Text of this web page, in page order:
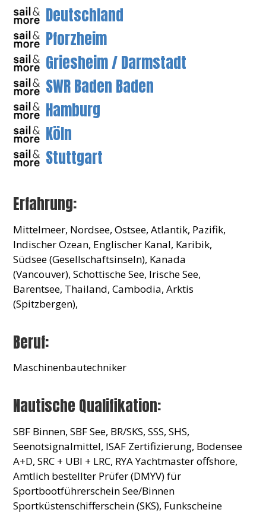
Deutschland
Pforzheim
Griesheim / Darmstadt
SWR Baden Baden
Hamburg
Köln
Stuttgart
Erfahrung:
Mittelmeer, Nordsee, Ostsee, Atlantik, Pazifik,
Indischer Ozean, Englischer Kanal, Karibik,
Südsee (Gesellschaftsinseln), Kanada
(Vancouver), Schottische See, Irische See,
Barentsee, Thailand, Cambodia, Arktis
(Spitzbergen),
Beruf:
Maschinenbautechniker
Nautische Qualifikation:
SBF Binnen, SBF See, BR/SKS, SSS, SHS,
Seenotsignalmittel, ISAF Zertifizierung, Bodensee
A+D, SRC + UBI + LRC, RYA Yachtmaster offshore,
Amtlich bestellter Prüfer (DMYV) für
Sportbootführerschein See/Binnen
Sportküstenschifferschein (SKS), Funkscheine